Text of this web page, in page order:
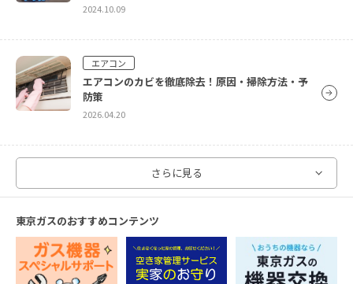
2024.10.09
エアコン
エアコンのカビを徹底除去！原因・掃除方法・予
防策
2026.04.20
オキシクリーンで洗濯槽をピカピカに！オキシ漬け
のやり方をご紹介！
2024.10.09
エアコン
さらに見る
東京ガスのおすすめコンテンツ